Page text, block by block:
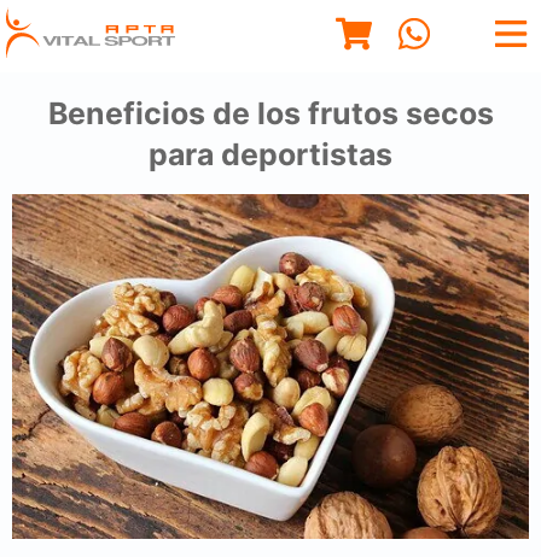
Beneficios de los frutos secos
para deportistas